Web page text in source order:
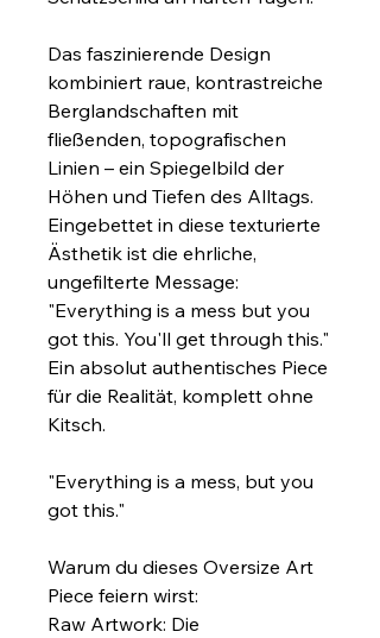
Das faszinierende Design
kombiniert raue, kontrastreiche
Berglandschaften mit
fließenden, topografischen
Linien – ein Spiegelbild der
Höhen und Tiefen des Alltags.
Eingebettet in diese texturierte
Ästhetik ist die ehrliche,
ungefilterte Message:
"Everything is a mess but you
got this. You'll get through this."
Ein absolut authentisches Piece
für die Realität, komplett ohne
Kitsch.
"Everything is a mess, but you
got this."
Warum du dieses Oversize Art
Piece feiern wirst:
Raw Artwork: Die